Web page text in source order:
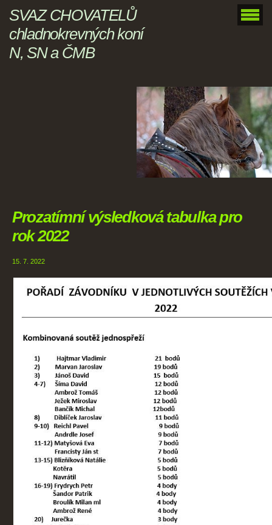
SVAZ CHOVATELŮ
chladnokrevných koní
N, SN a ČMB
Prozatímní výsledková tabulka pro
rok 2022
15. 7. 2022